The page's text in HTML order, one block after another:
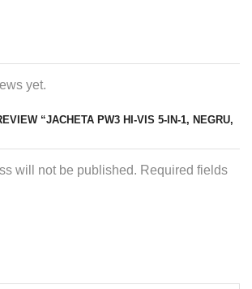
yet.
“JACHETA PW3 HI-VIS 5-IN-1, NEGRU,
will not be published. Required fields